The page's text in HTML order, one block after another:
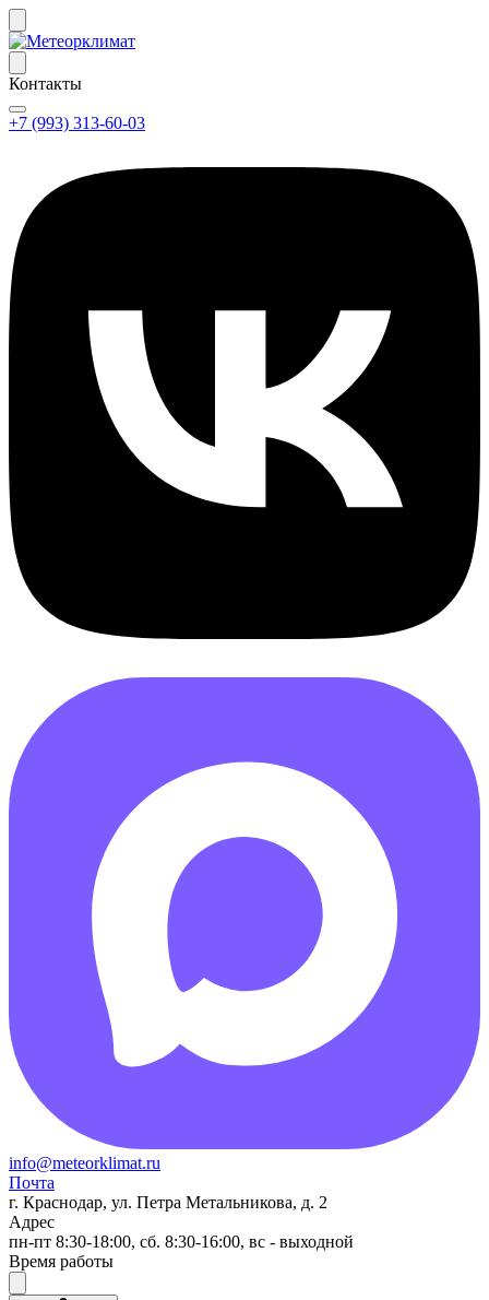
Контакты
+7 (993) 313-60-03
info@meteorklimat.ru
Почта
г. Краснодар, ул. Петра Метальникова, д. 2
Адрес
пн-пт 8:30-18:00, сб. 8:30-16:00, вс - выходной
Время работы